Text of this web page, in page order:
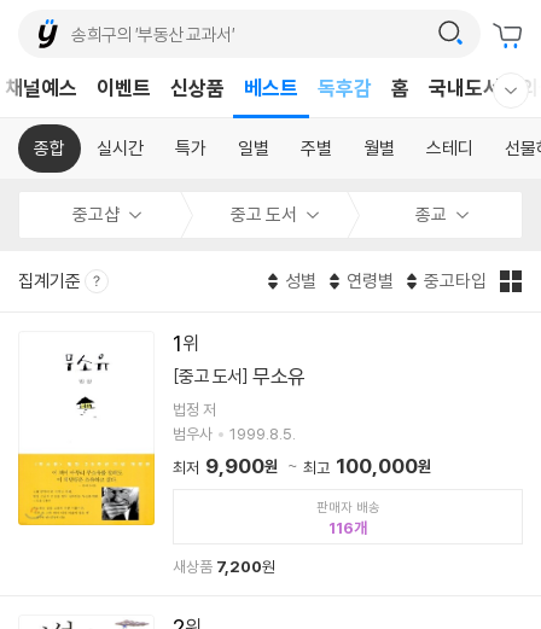
채널예스 이벤트 신상품 베스트
독후감
홈 국내도서
종합 실시간 특가 일별 주별 월별 스테디 선물
중고샵 중고 도서 종교
집계기준 성별 연령별 중고타입
1
[중고 도서] 무소유
법정 저
범우사
1999.8.5.
최저 9,900원 최고 100,000원
판매자 배송
116
새상품 7,200원